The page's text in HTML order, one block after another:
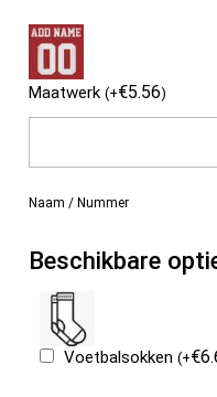
Maatwerk(+€5.56)
Naam / Nummer
Beschikbare
Voetbalsokken(+€